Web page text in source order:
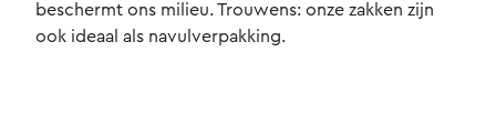
beschermt ons milieu. Trouwens: onze zakken zijn
ook ideaal als navulverpakking.